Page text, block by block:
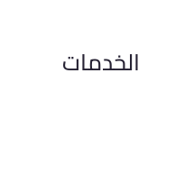
الخدمات